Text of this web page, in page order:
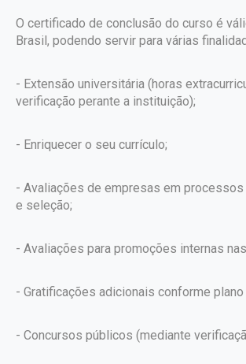
O certificado de conclusão do curso é
Brasil, podendo servir para várias
- Extensão universitária (horas
verificação perante a instituição);
- Enriquecer o seu currículo;
- Avaliações de empresas em processos
e seleção;
- Avaliações para promoções internas
- Gratificações adicionais conforme plano
- Concursos públicos (mediante